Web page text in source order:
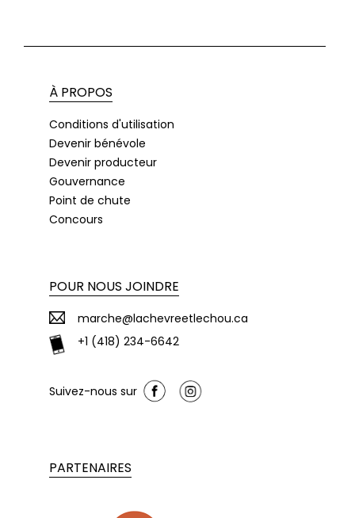
À PROPOS
Conditions d'utilisation
Devenir bénévole
Devenir producteur
Gouvernance
Point de chute
Concours
POUR NOUS JOINDRE
marche@lachevreetlechou.ca
+1 (418) 234-6642
Suivez-nous sur
PARTENAIRES